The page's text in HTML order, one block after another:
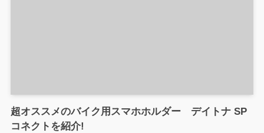
超オススメのバイク用スマホホルダー デイトナ SP
コネクトを紹介!